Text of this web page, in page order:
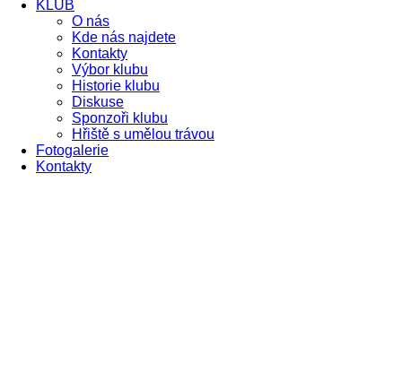
KLUB
O nás
Kde nás najdete
Kontakty
Výbor klubu
Historie klubu
Diskuse
Sponzoři klubu
Hřiště s umělou trávou
Fotogalerie
Kontakty